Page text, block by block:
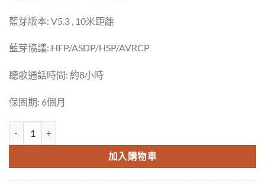
藍芽版本: V5.3 , 10米距離
藍芽協議: HFP/ASDP/HSP/AVRCP
聽歌通話時間: 約8小時
保固期: 6個月
加入購物車